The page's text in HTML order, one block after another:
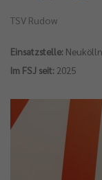
TSV Rudow
Einsatzstelle: Neukölln
Im FSJ seit: 2025